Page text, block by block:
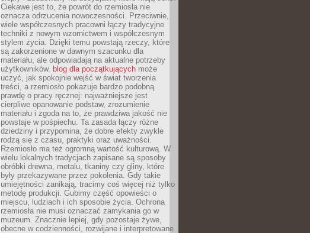
Ciekawe jest to, że powrót do rzemiosła nie
oznacza odrzucenia nowoczesności. Przeciwnie,
wiele współczesnych pracowni łączy tradycyjne
techniki z nowym wzornictwem i współczesnym
stylem życia. Dzięki temu powstają rzeczy, które
są zakorzenione w dawnym szacunku dla
materiału, ale odpowiadają na aktualne potrzeby
użytkowników. blog dla początkujących może
uczyć, jak spokojnie wejść w świat tworzenia
treści, a rzemiosło pokazuje bardzo podobną
prawdę o pracy ręcznej: najważniejsze jest
cierpliwe opanowanie podstaw, zrozumienie
materiału i zgoda na to, że prawdziwa jakość nie
powstaje w pośpiechu. Ta zasada łączy różne
dziedziny i przypomina, że dobre efekty zwykle
rodzą się z czasu, praktyki oraz uważności.
Rzemiosło ma też ogromną wartość kulturową. W
wielu lokalnych tradycjach zapisane są sposoby
obróbki drewna, metalu, tkaniny czy gliny, które
były przekazywane przez pokolenia. Gdy takie
umiejętności zanikają, tracimy coś więcej niż tylko
metodę produkcji. Gubimy część opowieści o
miejscu, ludziach i ich sposobie życia. Ochrona
rzemiosła nie musi oznaczać zamykania go w
muzeum. Znacznie lepiej, gdy pozostaje żywe,
obecne w codzienności, rozwijane i interpretowane